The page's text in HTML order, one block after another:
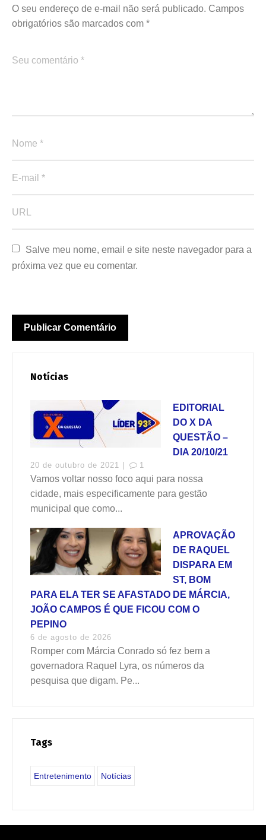
O seu endereço de e-mail não será publicado. Campos
obrigatórios são marcados com *
Salve meu nome, email e site neste navegador para a
próxima vez que eu comentar.
Notícias
EDITORIAL
DO X DA
QUESTÃO –
DIA 20/10/21
20 de outubro de 2021 | 1
Vamos voltar nosso foco aqui para nossa
cidade, mais especificamente para gestão
municipal que como...
APROVAÇÃO
DE RAQUEL
DISPARA EM
ST, BOM
PARA ELA TER SE AFASTADO DE MÁRCIA,
JOÃO CAMPOS É QUE FICOU COM O
PEPINO
6 de agosto de 2026
Romper com Márcia Conrado só fez bem a
governadora Raquel Lyra, os números da
pesquisa que digam. Pe...
Tags
Entretenimento Notícias